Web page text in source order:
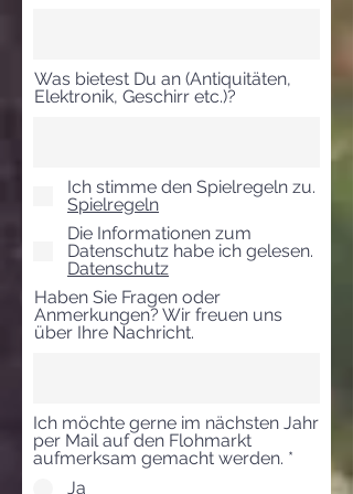
Was bietest Du an (Antiquitäten,
Elektronik, Geschirr etc.)?
Ich stimme den Spielregeln zu.
Spielregeln
Die Informationen zum
Datenschutz habe ich gelesen.
Datenschutz
Haben Sie Fragen oder
Anmerkungen? Wir freuen uns
über Ihre Nachricht.
Ich möchte gerne im nächsten Jahr
per Mail auf den Flohmarkt
aufmerksam gemacht werden. *
Ja